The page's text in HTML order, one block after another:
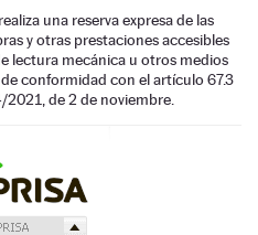
realiza una reserva expresa de las
y otras prestaciones accesibles
lectura mecánica u otros medios
conformidad con el artículo 67.3
de 2 de noviembre.